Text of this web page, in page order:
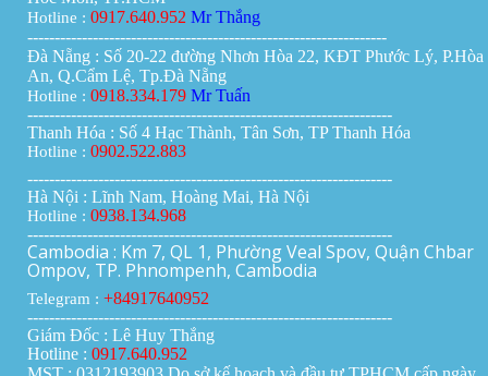
Hotline : 0917.640.952 Mr Thắng
------------------------------------------------------------------
Đà Nẵng : Số 20-22 đường Nhơn Hòa 22, KĐT Phước Lý, P.Hòa
An, Q.Cẩm Lệ, Tp.Đà Nẵng
Hotline : 0918.334.179 Mr Tuấn
-------------------------------------------------------------------
Thanh Hóa : Số 4 Hạc Thành, Tân Sơn, TP Thanh Hóa
Hotline : 0902.522.883
-------------------------------------------------------------------
Hà Nội : Lĩnh Nam, Hoàng Mai, Hà Nội
Hotline : 0938.134.968
-------------------------------------------------------------------
Cambodia : Km 7, QL 1, Phường Veal Spov, Quận Chbar
Ompov, TP. Phnompenh, Cambodia
Telegram : +84917640952
-------------------------------------------------------------------
Giám Đốc : Lê Huy Thắng
Hotline : 0917.640.952